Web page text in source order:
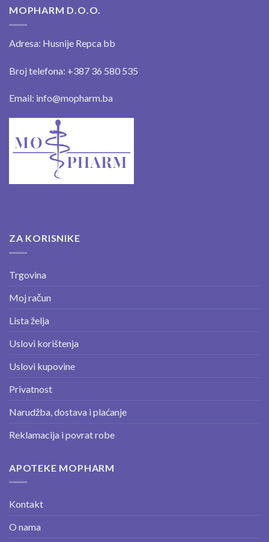
MOPHARM D.O.O.
Adresa: Husnije Repca bb
Broj telefona: +387 36 580 535
Email: info@mopharm.ba
ZA KORISNIKE
Trgovina
Moj račun
Lista želja
Uslovi korištenja
Uslovi kupovine
Privatnost
Narudžba, dostava i plaćanje
Reklamacija i povrat robe
APOTEKE MOPHARM
Kontakt
O nama